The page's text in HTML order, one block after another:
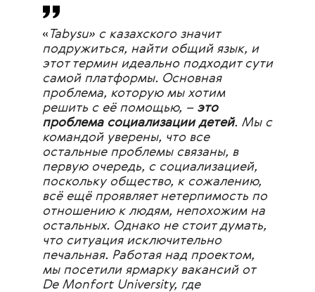
« Tabysu» с казахского значит
подружиться, найти общий язык, и
этот термин идеально подходит сути
самой платформы. Основная
проблема, которую мы хотим
решить с её помощью, – это
проблема социализации детей. Мы с
командой уверены, что все
остальные проблемы связаны, в
первую очередь, с социализацией,
поскольку общество, к сожалению,
всё ещё проявляет нетерпимость по
отношению к людям, непохожим на
остальных. Однако не стоит думать,
что ситуация исключительно
печальная. Работая над проектом,
мы посетили ярмарку вакансий от
De Monfort University, где